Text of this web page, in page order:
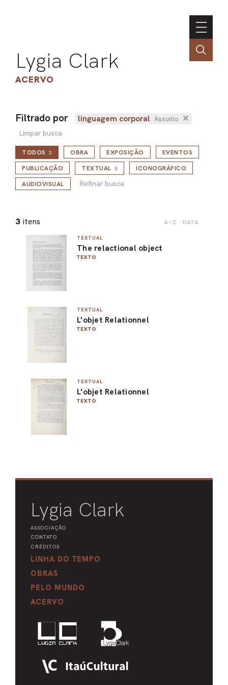
Lygia Clark
ACERVO
Filtrado por linguagem corporal Assunto ✕
Limpar busca
TODOS 3
Refinar busca
OBRA EXPOSIÇÃO
EVENTOS
PUBLICAÇÃO
TEXTUAL 3
ICONOGRÁFICO
AUDIOVISUAL
Refinar busca
3 itens A-Z DATA
TEXTUAL
The relactional object
TEXTO
TEXTUAL
L'objet Relationnel
TEXTO
TEXTUAL
L'objet Relationnel
TEXTO
Lygia Clark
ASSOCIAÇÃO
CONTATO
CRÉDITOS
LINHA DO TEMPO
OBRAS
PELO MUNDO
ACERVO